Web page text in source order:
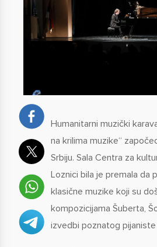
Humanitarni muzički
na krilima muzike“
Srbiju. Sala Centra za
Loznici bila je premala da
klasične muzike koji su
kompozicijama Šuberta,
izvedbi poznatog